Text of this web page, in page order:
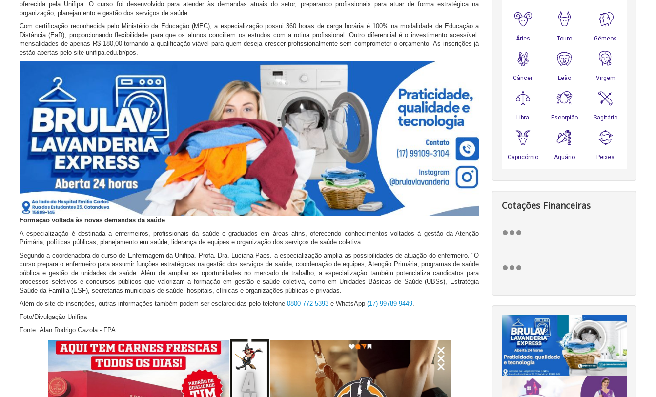
oferecida pela Unifipa. O curso foi desenvolvido para atender às demandas atuais do setor, preparando profissionais para atuar de forma estratégica na
organização, planejamento e gestão dos serviços de saúde.
Com certificação reconhecida pelo Ministério da Educação (MEC), a especialização possui 360 horas de carga horária é 100% na modalidade de Educação a
Distância (EaD), proporcionando flexibilidade para que os alunos conciliem os estudos com a rotina profissional. Outro diferencial é o investimento acessível:
mensalidades de apenas R$ 180,00 tornando a qualificação viável para quem deseja crescer profissionalmente sem comprometer o orçamento. As inscrições já
estão abertas pelo site unifipa.edu.br/pos.
Formação voltada às novas demandas da saúde
A especialização é destinada a enfermeiros, profissionais da saúde e graduados em áreas afins, oferecendo conhecimentos voltados à gestão da Atenção
Primária, políticas públicas, planejamento em saúde, liderança de equipes e organização dos serviços de saúde coletiva.
Segundo a coordenadora do curso de Enfermagem da Unifipa, Profa. Dra. Luciana Paes, a especialização amplia as possibilidades de atuação do enfermeiro. "O
curso prepara o enfermeiro para assumir funções estratégicas na gestão dos serviços de saúde, coordenação de equipes, Atenção Primária, programas de saúde
pública e gestão de unidades de saúde. Além de ampliar as oportunidades no mercado de trabalho, a especialização também potencializa candidatos para
processos seletivos e concursos públicos que valorizam a formação em gestão e saúde coletiva, como em Unidades Básicas de Saúde (UBSs), Estratégia
Saúde da Família (ESF), secretarias municipais de saúde, hospitais, clínicas e organizações públicas e privadas.
Além do site de inscrições, outras informações também podem ser esclarecidas pelo telefone 0800 772 5393 e WhatsApp (17) 99789-9449.
Foto/Divulgação Unifipa
Fonte: Alan Rodrigo Gazola - FPA
Cotações Financeiras